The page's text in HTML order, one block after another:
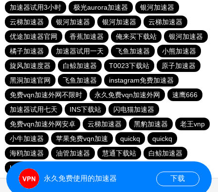
加速器试用3小时
极光aurora加速器
银河加速器
云梯加速器
银河加速器 银河加速器
云梯加速器
优途加速器官网
香蕉加速器 俺来买下载站
银河加速器
橘子加速器
加速器试用一天 飞鱼加速器
小熊加速器
旋风加速度器
白鲸加速器 T0023下载站
原子加速器
黑洞加速官网
飞鱼加速器
instagram免费加速器
免费vqn加速外网不限时
永久免费vqn加速外网
速鹰666
加速器试用七天
INS下载站
闪电猫加速器
免费vqn加速外网安卓
云梯加速器 黑豹加速器
老王vnp
小牛加速器
苹果免费vqn加速 quickq
quickq
海鸥加速器
油管加速器 慧通下载站
白鲸加速器
hammer加速器
永久免费使用的加速器 下载